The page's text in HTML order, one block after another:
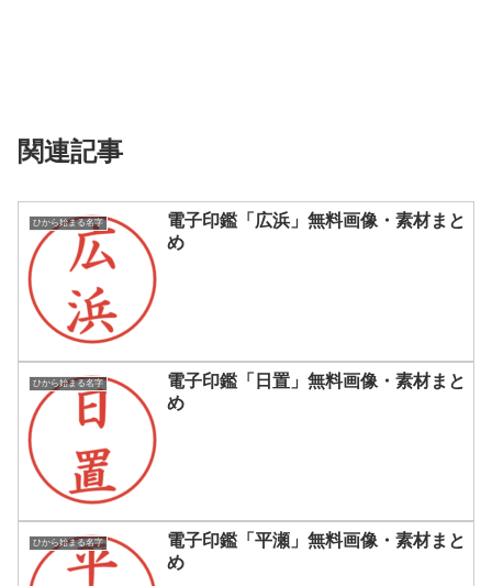
関連記事
ひから始まる名字
電子印鑑「広浜」無料画像・素材まと
め
ひから始まる名字
電子印鑑「日置」無料画像・素材まと
め
ひから始まる名字
電子印鑑「平瀬」無料画像・素材まと
め